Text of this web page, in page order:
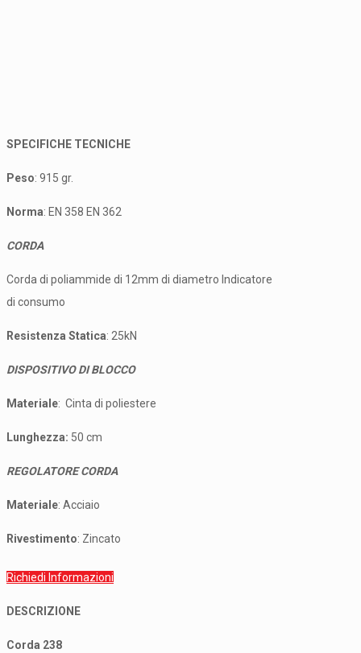
SPECIFICHE TECNICHE
Peso: 915 gr.
Norma: EN 358 EN 362
CORDA
Corda di poliammide di 12mm di diametro Indicatore
di consumo
Resistenza Statica: 25kN
DISPOSITIVO DI BLOCCO
Materiale: Cinta di poliestere
Lunghezza: 50 cm
REGOLATORE CORDA
Materiale: Acciaio
Rivestimento: Zincato
Richiedi Informazioni
DESCRIZIONE
Corda 238